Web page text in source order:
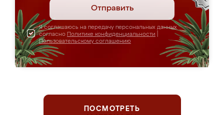
Отправить
Я соглашаюсь на передачу персональных данных
согласно Политике конфиденциальности
Пользовательскому соглашению
ПОСМОТРЕТЬ